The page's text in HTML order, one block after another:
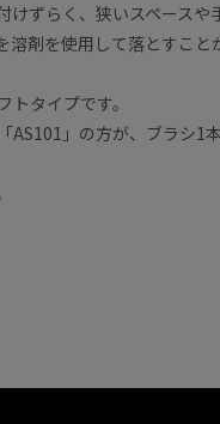
ずらく、狭いスペース
剤を使用して落とすこと
タイプです。
」の方が、ブラシ1